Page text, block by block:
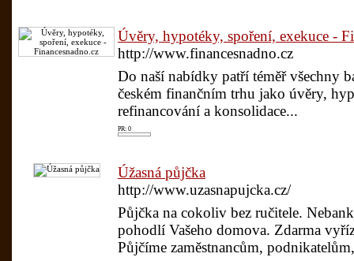
Úvěry, hypotéky, spoření, exekuce -
http://www.financesnadno.cz
Do naší nabídky patří téměř všechny
českém finančním trhu jako úvěry,
refinancování a konsolidace...
PR: 0
Úžasná půjčka
http://www.uzasnapujcka.cz/
Půjčka na cokoliv bez ručitele.
pohodlí Vašeho domova. Zdarma
Půjčíme zaměstnancům,